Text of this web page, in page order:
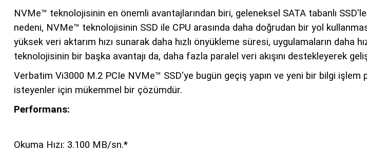
NVMe™ teknolojisinin en önemli avantajlarından biri, geleneksel SATA tabanlı
nedeni, NVMe™ teknolojisinin SSD ile CPU arasında daha doğrudan bir yol
yüksek veri aktarım hızı sunarak daha hızlı önyükleme süresi, uygulamaların daha
teknolojisinin bir başka avantajı da, daha fazla paralel veri akışını destekleyerek
Verbatim Vi3000 M.2 PCIe NVMe™ SSD'ye bugün geçiş yapın ve yeni bir bilgi işlem
isteyenler için mükemmel bir çözümdür.
Performans:
Okuma Hızı: 3.100 MB/sn.*